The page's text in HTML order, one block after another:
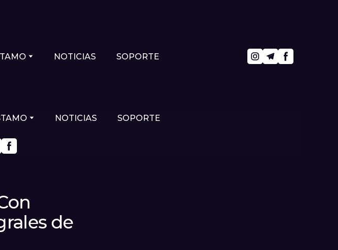
NOTICIAS SOPORTE
NOTICIAS SOPORTE
de